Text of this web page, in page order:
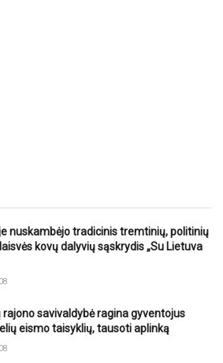
nuskambėjo tradicinis tremtinių, politinių
kovų dalyvių sąskrydis „Su Lietuva
rajono savivaldybė ragina gyventojus
eismo taisyklių, tausoti aplinką